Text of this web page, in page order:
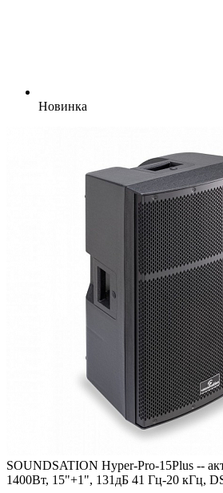
Новинка
SOUNDSATION Hyper-Pro-15Plus --
1400Вт, 15"+1", 131дБ 41 Гц-20 кГц,